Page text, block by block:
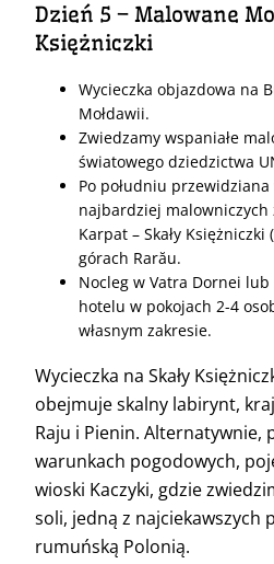
Dzień 5 – Malowane
Księżniczki
Wycieczka objazdowa na
Mołdawii.
Zwiedzamy wspaniałe
światowego dziedzictwa
Po południu
najbardziej
Karpat – Skały
górach Rarău.
Nocleg w Vatra Dornei
hotelu w pokojach 2-4
własnym zakresie.
Wycieczka na Skały
obejmuje skalny labirynt,
Raju i Pienin. Alternatywnie,
warunkach pogodowych,
wioski Kaczyki, gdzie
soli, jedną z najciekawszych
rumuńską Polonią.